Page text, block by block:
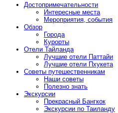
Достопримечательности
Интересные места
Мероприятия, события
Обзор
Города
Курорты
Отели Тайланда
Лучшие отели Паттайи
Лучшие отели Пхукета
Советы путешественникам
Наши советы
Полезно знать
Экскурсии
Прекрасный Бангкок
Экскурсии по Таиланду